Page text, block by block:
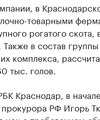
в
товарными
рогатого
в состав
комплекса,
тыс. голов.
Краснодар, в
прокурора РФ Игорь